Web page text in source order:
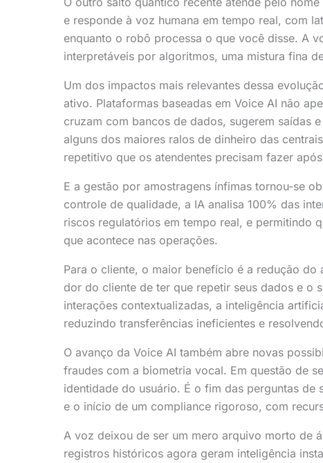
e responde à voz humana em tempo real, com
enquanto o robô processa o que você disse. A
interpretáveis por algoritmos, uma mistura fina
Um dos impactos mais relevantes dessa
ativo. Plataformas baseadas em Voice AI não
cruzam com bancos de dados, sugerem saídas
alguns dos maiores ralos de dinheiro das
repetitivo que os atendentes precisam fazer
E a gestão por amostragens ínfimas tornou-se
controle de qualidade, a IA analisa 100% das
riscos regulatórios em tempo real, e permitindo
que acontece nas operações.
Para o cliente, o maior benefício é a redução
dor do cliente de ter que repetir seus dados e o
interações contextualizadas, a inteligência
reduzindo transferências ineficientes e
O avanço da Voice AI também abre novas
fraudes com a biometria vocal. Em questão de
identidade do usuário. É o fim das perguntas de
e o início de um compliance rigoroso, com
A voz deixou de ser um mero arquivo morto de
registros históricos agora geram inteligência